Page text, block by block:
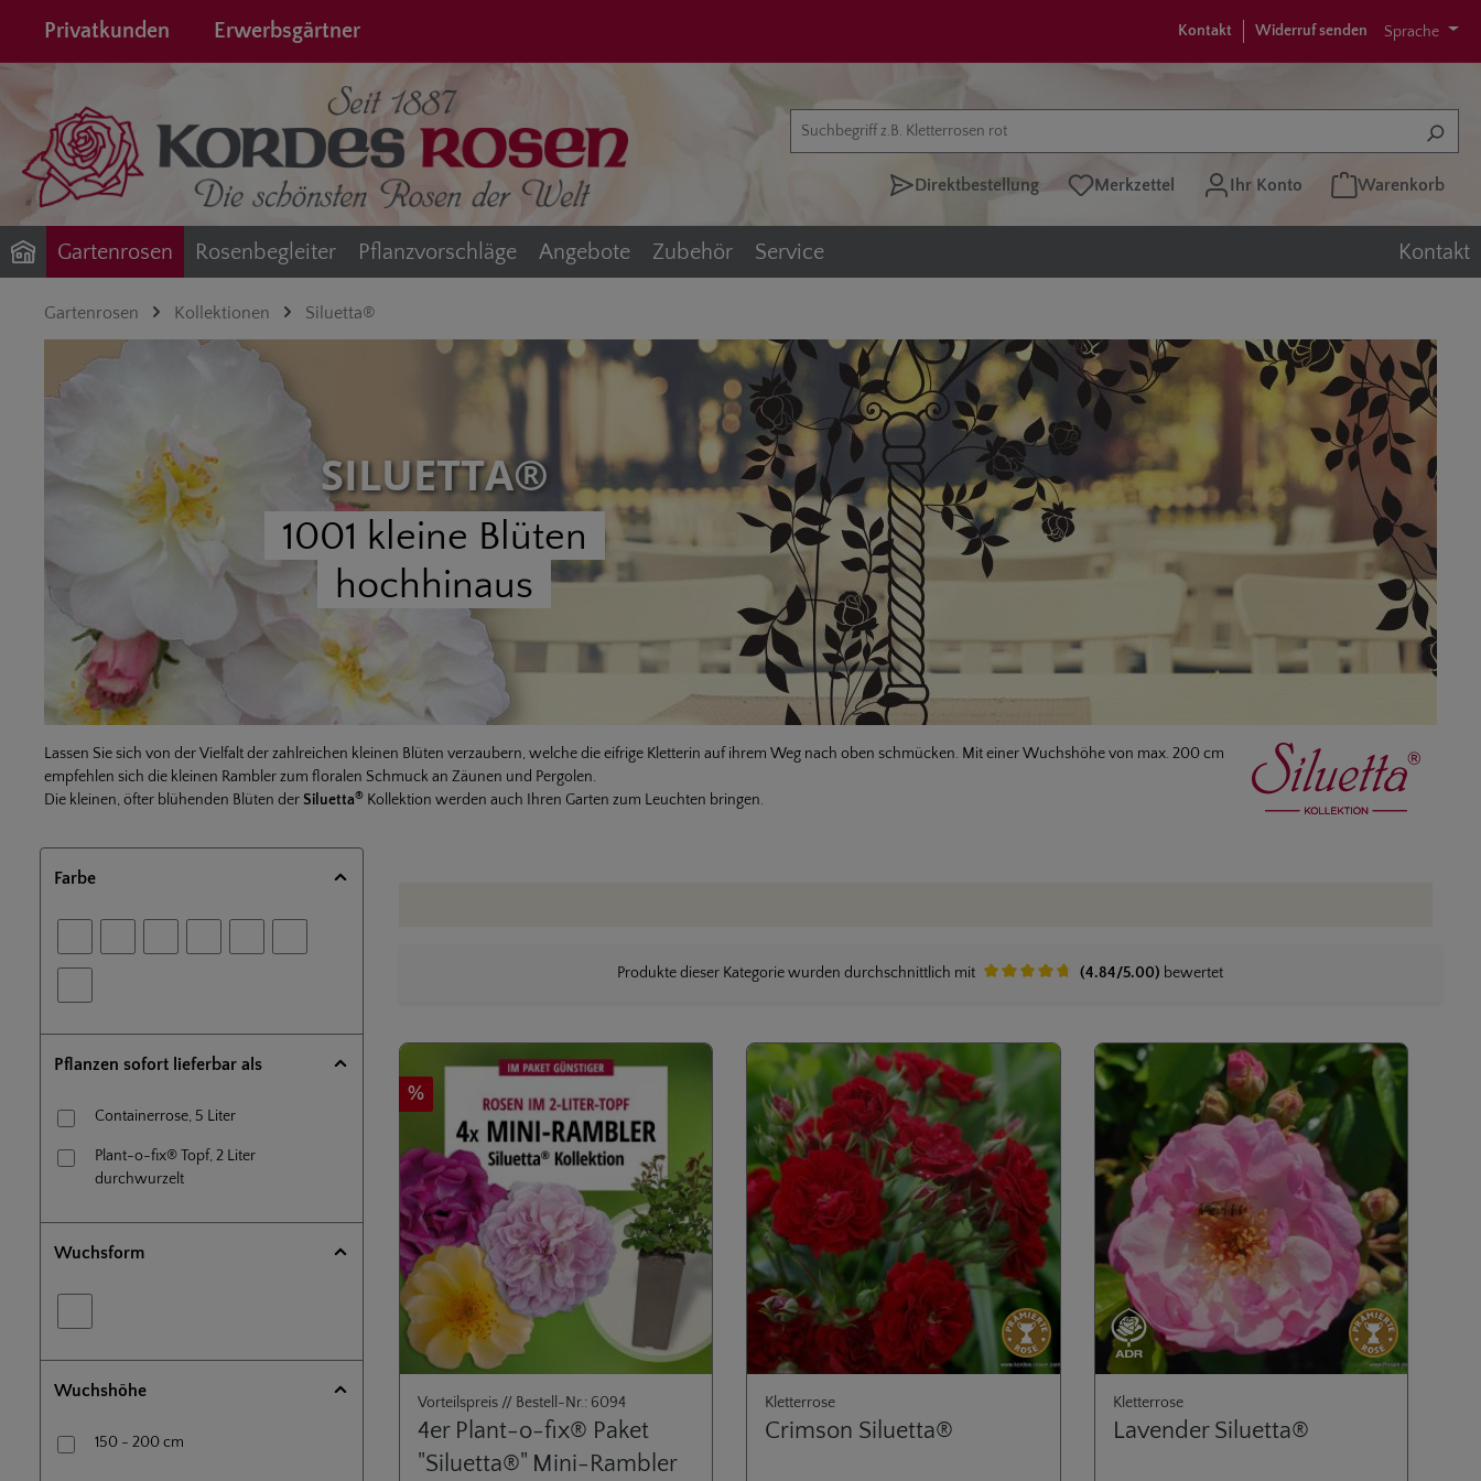
Zur Hauptnavigation springen
Privatkunden Erwerbsgärtner Kontakt Widerruf senden Sprache
Direktbestellung Merkzettel Ihr Konto Warenkorb
Gartenrosen Rosenbegleiter Pflanzvorschläge Angebote Zubehör Service Kontakt
Gartenrosen Kollektionen Siluetta®
SILUETTA®
1001 kleine Blüten
hochhinaus
Lassen Sie sich von der Vielfalt der zahlreichen kleinen Blüten verzaubern, welche die eifrige Kletterin auf ihrem Weg nach oben schmücken. Mit einer Wuchshöhe von max. 200 cm
empfehlen sich die kleinen Rambler zum floralen Schmuck an Zäunen und Pergolen.
Die kleinen, öfter blühenden Blüten derSiluetta® Kollektion werden auch Ihren Garten zum Leuchten bringen.
Farbe
Pflanzen sofort lieferbar als
Containerrose, 5 Liter
Plant-o-fix® Topf, 2 Liter
durchwurzelt
Wuchsform
Wuchshöhe
150 - 200 cm
Produkte dieser Kategorie wurden durchschnittlich mit
(4.84/5.00) bewertet
Rabatt
%
Vorteilspreis // Bestell-Nr.: 6094
4er Plant-o-fix® Paket
"Siluetta®" Mini-Rambler
Kletterrose
Crimson Siluetta®
Kletterrose
Lavender Siluetta®
Jetzt zum Newsletter anmelden!
Abonnieren Sie jetzt unseren kostenlosen Newsletter und verpassen Sie
keine Aktionen und Neuigkeiten mehr.
Datenschutz
Datenschutzbestimmungenzur Kenntnis genommen
AGB gelesen und bin mit ihnen einverstanden.*
Initialisierung...